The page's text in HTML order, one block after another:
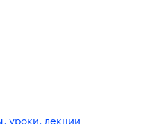
уроки, лекции